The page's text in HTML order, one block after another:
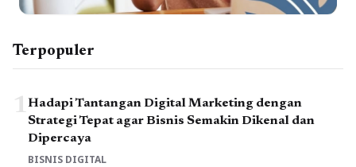
Terpopuler
1Hadapi Tantangan Digital Marketing dengan
Strategi Tepat agar Bisnis Semakin Dikenal dan
Dipercaya
BISNIS DIGITAL